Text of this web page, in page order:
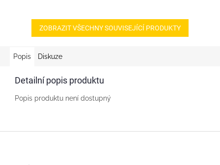
ZOBRAZIT VŠECHNY SOUVISEJÍCÍ PRODUKTY
Popis Diskuze
Detailní popis produktu
Popis produktu není dostupný